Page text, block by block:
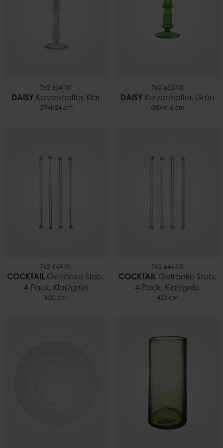
762-634-00
DAISY Kerzenhalter, Klar
Ø9xH24 cm
762-635-00
DAISY Kerzenhalter, Grün
Ø8xH16 cm
762-644-01
COCKTAIL Getränke Stab,
4-Pack, Klar/grün
H20 cm
762-644-00
COCKTAIL Getränke Stab,
4-Pack, Klar/gelb
H20 cm